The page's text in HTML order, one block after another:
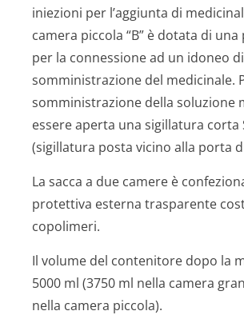
iniezioni per l’aggiunta di
camera piccola “B” è dotata di
per la connessione ad un idoneo
somministrazione del medicinale.
somministrazione della soluzione
essere aperta una sigillatura corta
(sigillatura posta vicino alla porta
La sacca a due camere è
protettiva esterna trasparente
copolimeri.
Il volume del contenitore dopo la
5000 ml (3750 ml nella camera
nella camera piccola).